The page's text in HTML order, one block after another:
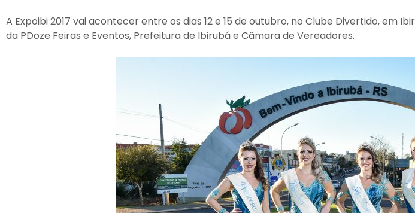
A Expoibi 2017 vai acontecer entre os dias 12 e 15 de outubro, no Clube Divertido, em
da PDoze Feiras e Eventos, Prefeitura de Ibirubá e Câmara de Vereadores.